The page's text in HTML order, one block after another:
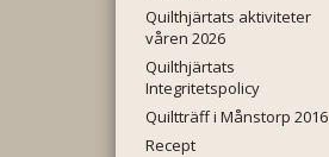
Quilthjärtats aktiviteter
våren 2026
Quilthjärtats
Integritetspolicy
Quiltträff i Månstorp 2016
Recept